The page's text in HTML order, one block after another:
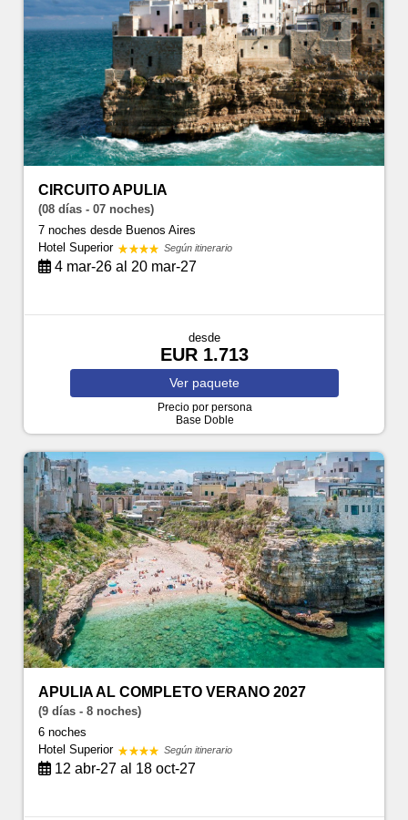
CIRCUITO APULIA
(08 días - 07 noches)
7 nochesdesde Buenos Aires
Hotel Superior
Según itinerario
4 mar-26 al 20 mar-27
desde
EUR 1.713
Ver paquete
Precio por persona
Base Doble
APULIA AL COMPLETO VERANO 2027
(9 días - 8 noches)
6 noches
Hotel Superior
Según itinerario
12 abr-27 al 18 oct-27